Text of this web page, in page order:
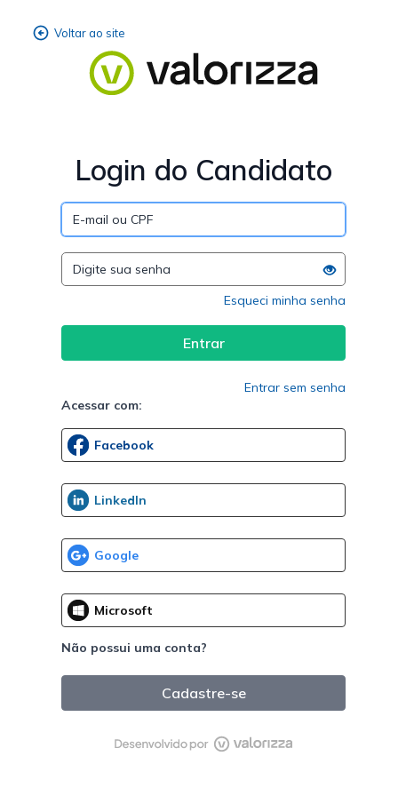
Login do Candidato
Esqueci minha senha
Entrar sem senha
Acessar com:
Não possui uma conta?